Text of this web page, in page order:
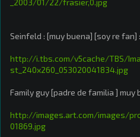
_2003/01/22/frasier,0.jpg
Seinfeld : [muy buena] [soy re fan] :
http://i.tbs.com/v5cache/TBS/
st_240x260_053020041834.jpg
Family guy [padre de familia ] muy
http://images.art.com/images/
01869.jpg